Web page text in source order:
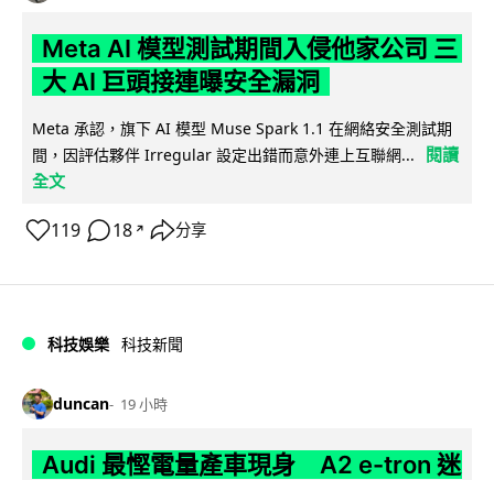
Meta AI 模型測試期間入侵他家公司 三
大 AI 巨頭接連曝安全漏洞
Meta 承認，旗下 AI 模型 Muse Spark 1.1 在網絡安全測試期
間，因評估夥伴 Irregular 設定出錯而意外連上互聯網...
閱讀
全文
119 18 ↗ 分享
科技娛樂 科技新聞
duncan 19 小時
Audi 最慳電量產車現身 A2 e-tron 迷